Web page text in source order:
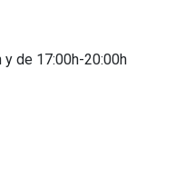
y de 17:00h-20:00h